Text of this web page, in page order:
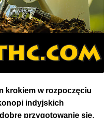
krokiem w rozpoczęciu
indyjskich
przygotowanie się.